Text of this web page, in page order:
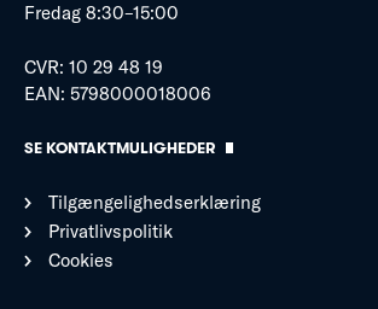
Fredag 8:30–15:00
CVR: 10 29 48 19
EAN: 5798000018006
SE KONTAKTMULIGHEDER
Tilgængelighedserklæring
Privatlivspolitik
Cookies